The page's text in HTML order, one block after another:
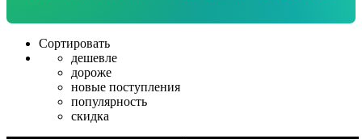
Сортировать
дешевле
дороже
новые поступления
популярность
скидка